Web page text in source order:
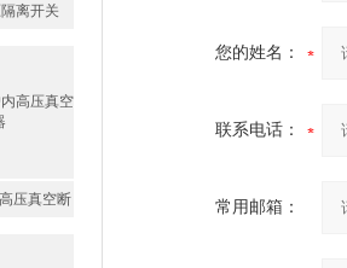
您的姓名：
联系电话：
常用邮箱：